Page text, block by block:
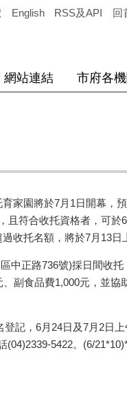
English RSS及API 回
網站連結 市府各
家園將於7月 1日開幕，
且符合收托資格者，可於6
收托名額，將於7月 13日
中正路736號)採日間收托
、副食品費1,000元，並協
記， 6月24日及7月2日
(04)2339-5422。(6/